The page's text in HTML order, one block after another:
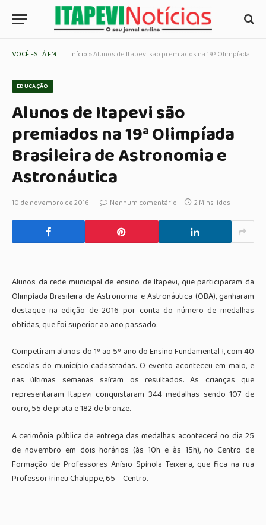
VOCÊ ESTÁ EM: Início »Alunos de Itapevi são premiados na 19ª Olimpíada Brasileira de Astronomia e Astronáutica
EDUCAÇÃO
Alunos de Itapevi são
premiados na 19ª Olimpíada
Brasileira de Astronomia e
Astronáutica
10 de novembro de 2016 Nenhum comentário 2 Mins lidos
Alunos da rede municipal de ensino de Itapevi, que participaram da
Olimpíada Brasileira de Astronomia e Astronáutica (OBA), ganharam
destaque na edição de 2016 por conta do número de medalhas
obtidas, que foi superior ao ano passado.
Competiram alunos do 1º ao 5º ano do Ensino Fundamental I, com 40
escolas do município cadastradas. O evento aconteceu em maio, e
nas últimas semanas saíram os resultados. As crianças que
representaram Itapevi conquistaram 344 medalhas sendo 107 de
ouro, 55 de prata e 182 de bronze.
A cerimônia pública de entrega das medalhas acontecerá no dia 25
de novembro em dois horários (às 10h e às 15h), no Centro de
Formação de Professores Anísio Spínola Teixeira, que fica na rua
Professor Irineu Chaluppe, 65 – Centro.